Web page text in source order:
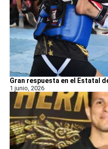
Gran respuesta en el Estatal
1 junio, 2026